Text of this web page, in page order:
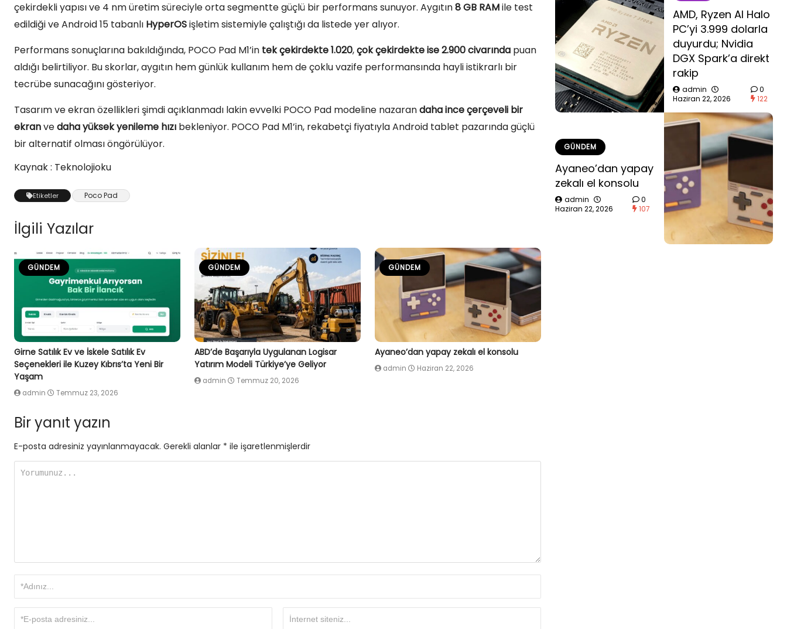
çekirdekli yapısı ve 4 nm üretim süreciyle orta segmentte güçlü bir performans sunuyor. Aygıtın8 GB RAMile test
edildiği ve Android 15 tabanlı HyperOSişletim sistemiyle çalıştığı da listede yer alıyor.
Performans sonuçlarına bakıldığında, POCO Pad M1’in tek çekirdekte 1.020,çok çekirdekte ise 2.900 civarında puan
aldığı belirtiliyor. Bu skorlar, aygıtın hem günlük kullanım hem de çoklu vazife performansında hayli istikrarlı bir
tecrübe sunacağını gösteriyor.
Tasarım ve ekran özellikleri şimdi açıklanmadı lakin evvelki POCO Pad modeline nazarandaha ince çerçeveli bir
ekranvedaha yüksek yenileme hızı bekleniyor. POCO Pad M1’in, rekabetçi fiyatıyla Android tablet pazarında güçlü
bir alternatif olması öngörülüyor.
Kaynak : Teknolojioku
Etiketler Poco Pad
İlgili Yazılar
GÜNDEM
Girne Satılık Ev ve İskele Satılık Ev
Seçenekleri ile Kuzey Kıbrıs’ta Yeni Bir
Yaşam
admin Temmuz 23, 2026
GÜNDEM
ABD’de Başarıyla Uygulanan Logisar
Yatırım Modeli Türkiye’ye Geliyor
admin Temmuz 20, 2026
GÜNDEM
Ayaneo’dan yapay zekalı el konsolu
admin Haziran 22, 2026
Bir yanıt yazın
E-posta adresiniz yayınlanmayacak. Gerekli alanlar * ile işaretlenmişlerdir
AMD, Ryzen AI Halo
PC’yi 3.999 dolarla
duyurdu; Nvidia
DGX Spark’a direkt
rakip
admin
Haziran 22, 2026
0
122
GÜNDEM
Ayaneo’dan yapay
zekalı el konsolu
admin
Haziran 22, 2026
0
107